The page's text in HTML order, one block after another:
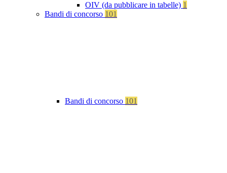
OIV (da pubblicare in tabelle) 1
Bandi di concorso 101
Bandi di concorso 101